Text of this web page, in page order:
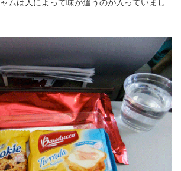
ムは人によって味が違うのが入っていまし